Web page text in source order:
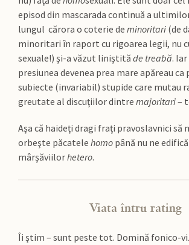
episod din mascarada continuă a
lungul cărora o coterie de minoritari (de
minoritari în raport cu rigoarea legii, nu
sexuale!) şi-a văzut liniştită de treabă.
presiunea devenea prea mare apăreau
subiecte (invariabil) stupide care mutau
greutate al discuţiilor dintre majoritari–
Aşa că haideţi dragi fraţi pravoslavnici să
orbeşte păcatele homo până nu ne
mârşăviilorhetero.
Viata întru rating
Îi ştim – sunt peste tot. Domină fonico-